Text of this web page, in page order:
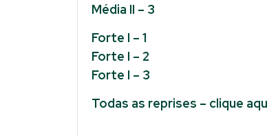
Média II – 3
Forte I – 1
Forte I – 2
Forte I – 3
Todas as reprises – clique